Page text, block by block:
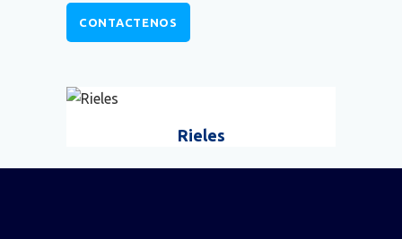
CONTACTENOS
Rieles